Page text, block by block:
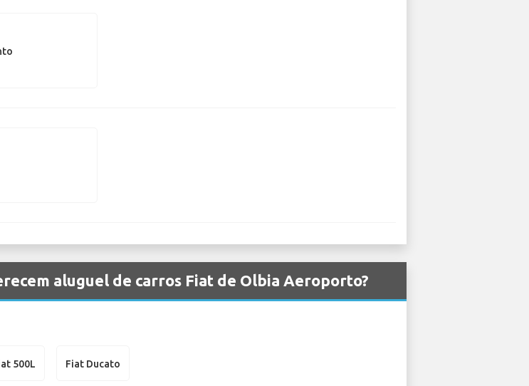
aluguel de carros Fiat de Olbia Aeroporto?
500L Fiat Ducato